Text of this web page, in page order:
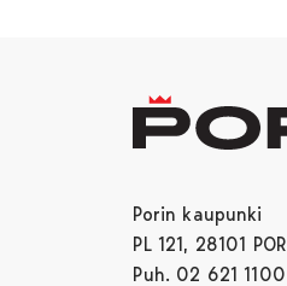
Porin kaupunki
PL 121, 28101 PORI
Puh. 02 621 1100